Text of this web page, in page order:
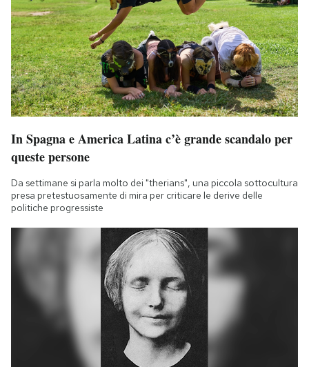
In Spagna e America Latina c’è grande scandalo per
queste persone
Da settimane si parla molto dei "therians", una piccola sottocultura
presa pretestuosamente di mira per criticare le derive delle
politiche progressiste